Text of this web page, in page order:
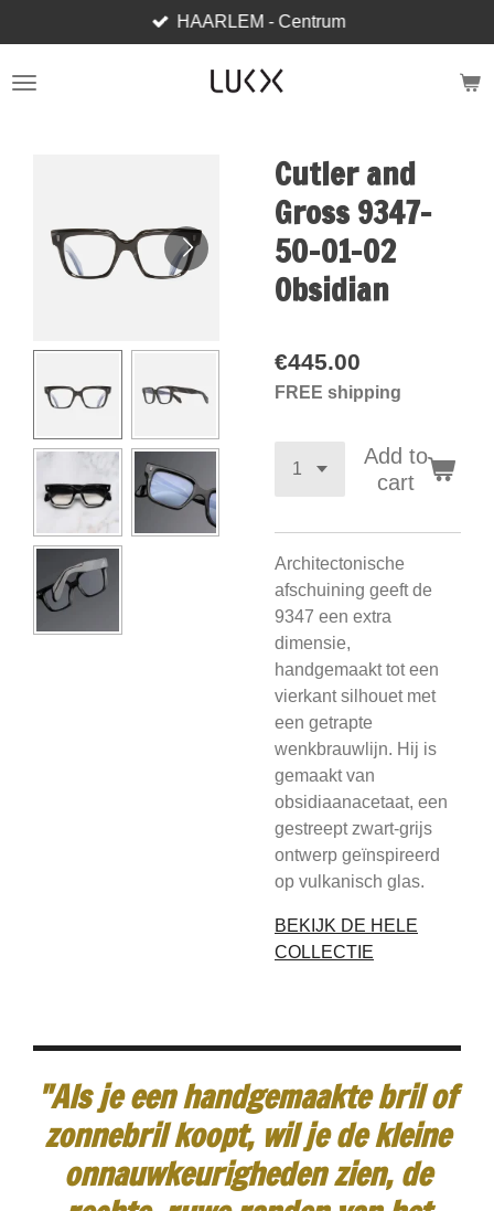
to
main
HAARLEM - Centrum
Cutler and
Gross 9347-
50-01-02
Obsidian
€445.00
FREE shipping
Add to
cart
Architectonische
afschuining geeft de
9347 een extra
dimensie,
handgemaakt tot een
vierkant silhouet met
een getrapte
wenkbrauwlijn. Hij is
gemaakt van
obsidiaanacetaat, een
gestreept zwart-grijs
ontwerp geïnspireerd
op vulkanisch glas.
BEKIJK DE HELE
COLLECTIE
"Als je een handgemaakte bril of
zonnebril koopt, wil je de kleine
onnauwkeurigheden zien, de